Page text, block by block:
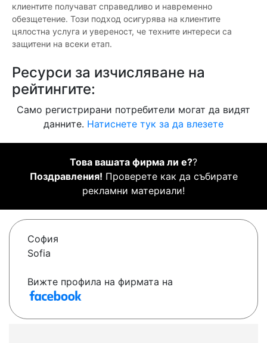
клиентите получават справедливо и навременно
обезщетение. Този подход осигурява на клиентите
цялостна услуга и увереност, че техните интереси са
защитени на всеки етап.
Ресурси за изчисляване на
рейтингите:
Само регистрирани потребители могат да видят
данните. Натиснете тук за да влезете
Това вашата фирма ли е??
Поздравления! Проверете как да събирате
рекламни материали!
София
Sofia
Вижте профила на фирмата на